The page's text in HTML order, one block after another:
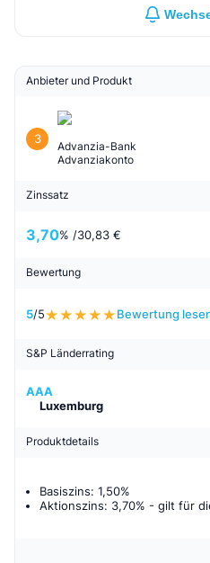
Anbieter und Produkt
3
Advanzia-Bank
Advanziakonto
Zinssatz
3,70% /30,83 €
Bewertung
5/5 Bewertung
S&P Länderrating
AAA
Luxemburg
Produktdetails
Basiszins: 1,50%
Aktionszins: 3,70% - gilt für